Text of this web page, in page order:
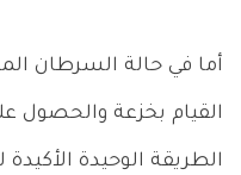
أما في حالة السرطان
القيام بخزعة والحصول
الطريقة الوحيدة